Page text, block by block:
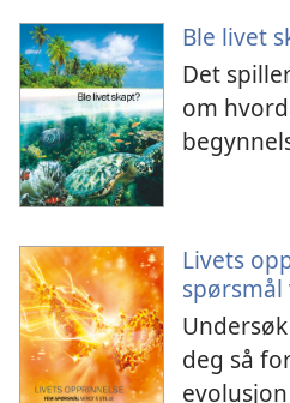
Ble livet
Det
om
Livets
deg så